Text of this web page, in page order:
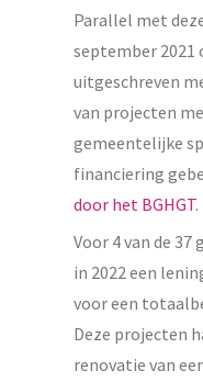
Parallel met
september 2021
uitgeschreven
van projecten
gemeentelijke
financiering
door het BGHGT.
Voor 4 van de
in 2022 een
voor een
Deze projecten
renovatie van